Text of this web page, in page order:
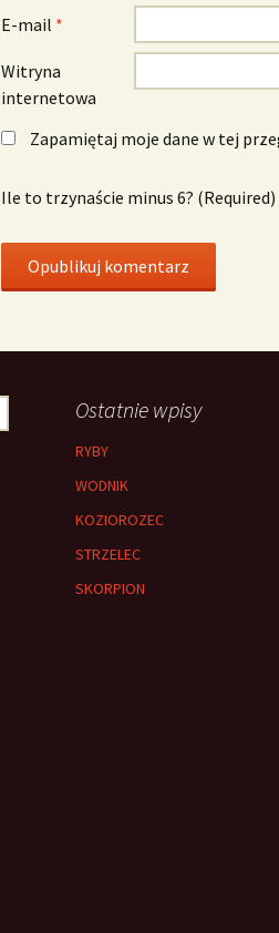
E-mail *
Witryna
internetowa
Zapamiętaj moje dane w tej
Ile to trzynaście minus 6? (Required)
Ostatnie wpisy
RYBY
WODNIK
KOZIOROZEC
STRZELEC
SKORPION